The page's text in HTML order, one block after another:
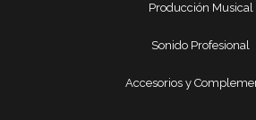
Producción Musical
Sonido Profesional
Accesorios y